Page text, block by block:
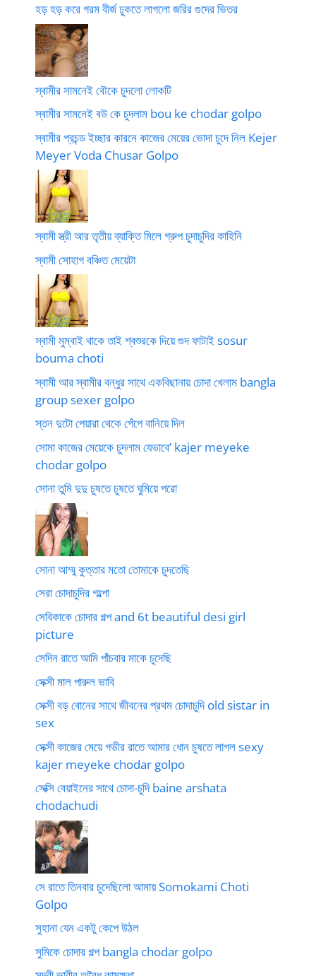
হড় হড় করে গরম বীর্জ ঢুকতে লাগলো জরির গুদের ভিতর
স্বামীর সামনেই বৌকে চুদলো লোকটি
স্বামীর সামনেই বউ কে চুদলাম bou ke chodar golpo
স্বামীর প্রচন্ড ইচ্ছার কারনে কাজের মেয়ের ভোদা চুদে নিল Kejer
Meyer Voda Chusar Golpo
স্বামী স্ত্রী আর তৃতীয় ব্যাক্তি মিলে গ্রুপ চুদাচুদির কাহিনি
স্বামী সোহাগ বঞ্চিত মেয়েটা
স্বামী মুম্বাই থাকে তাই শ্বশুরকে দিয়ে গুদ ফাটাই sosur
bouma choti
স্বামী আর স্বামীর বন্ধুর সাথে একবিছানায় চোদা খেলাম bangla
group sexer golpo
স্তন দুটো পেয়ারা থেকে পেঁপে বানিয়ে দিল
সোমা কাজের মেয়েকে চুদলাম যেভাবে’ kajer meyeke
chodar golpo
সোনা তুমি দুদু চুষতে চুষতে ঘুমিয়ে পরো
সোনা আম্মু কুত্তার মতো তোমাকে চুদতেছি
সেরা চোদাচুদির গল্পো
সেবিকাকে চোদার গল্প and 6t beautiful desi girl
picture
সেদিন রাতে আমি পাঁচবার মাকে চুদেছি
সেক্সী মাল পারুল ভাবি
সেক্সী বড় বোনের সাথে জীবনের প্রথম চোদাচুদি old sistar in
sex
সেক্সী কাজের মেয়ে গভীর রাতে আমার ধোন চুষতে লাগল sexy
kajer meyeke chodar golpo
সেক্সি বেয়াইনের সাথে চোদা-চুদি baine arshata
chodachudi
সে রাতে তিনবার চুদেছিলো আমায় Somokami Choti
Golpo
সুহানা যেন একটু কেপে উঠল
সুমিকে চোদার গল্প bangla chodar golpo